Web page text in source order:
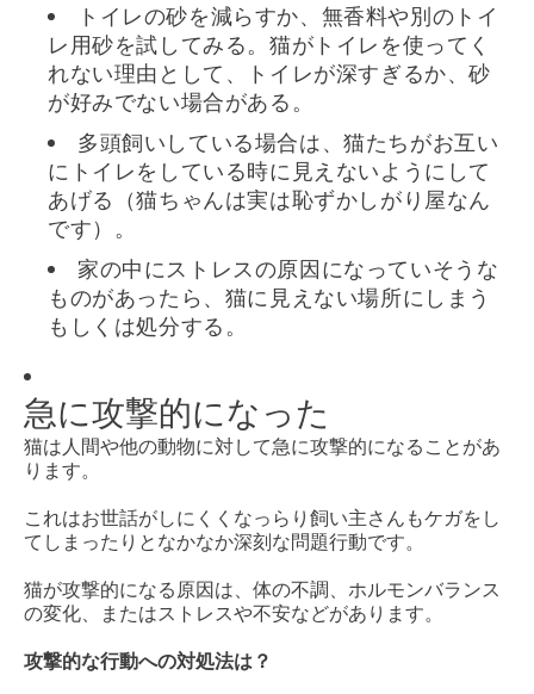
トイレの砂を減らすか、無香料や別のトイ
レ用砂を試してみる。猫がトイレを使ってく
れない理由として、トイレが深すぎるか、砂
が好みでない場合がある。
多頭飼いしている場合は、猫たちがお互い
にトイレをしている時に見えないようにして
あげる（猫ちゃんは実は恥ずかしがり屋なん
です）。
家の中にストレスの原因になっていそうな
ものがあったら、猫に見えない場所にしまう
もしくは処分する。
急に攻撃的になった
猫は人間や他の動物に対して急に攻撃的になることがあ
ります。
これはお世話がしにくくなっらり飼い主さんもケガをし
てしまったりとなかなか深刻な問題行動です。
猫が攻撃的になる原因は、体の不調、ホルモンバランス
の変化、またはストレスや不安などがあります。
攻撃的な行動への対処法は？